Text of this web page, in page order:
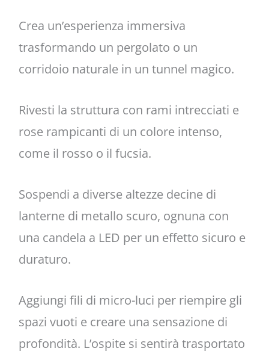
Crea un’esperienza immersiva
trasformando un pergolato o un
corridoio naturale in un tunnel magico.
Rivesti la struttura con rami intrecciati e
rose rampicanti di un colore intenso,
come il rosso o il fucsia.
Sospendi a diverse altezze decine di
lanterne di metallo scuro, ognuna con
una candela a LED per un effetto sicuro e
duraturo.
Aggiungi fili di micro-luci per riempire gli
spazi vuoti e creare una sensazione di
profondità. L’ospite si sentirà trasportato